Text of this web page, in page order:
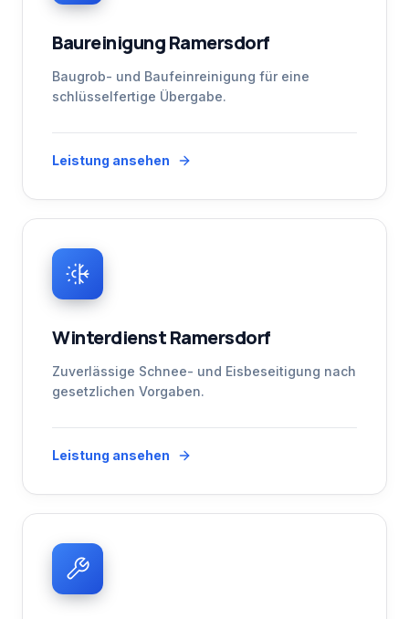
Baureinigung Ramersdorf
Baugrob- und Baufeinreinigung für eine
schlüsselfertige Übergabe.
Leistung ansehen
Winterdienst Ramersdorf
Zuverlässige Schnee- und Eisbeseitigung nach
gesetzlichen Vorgaben.
Leistung ansehen